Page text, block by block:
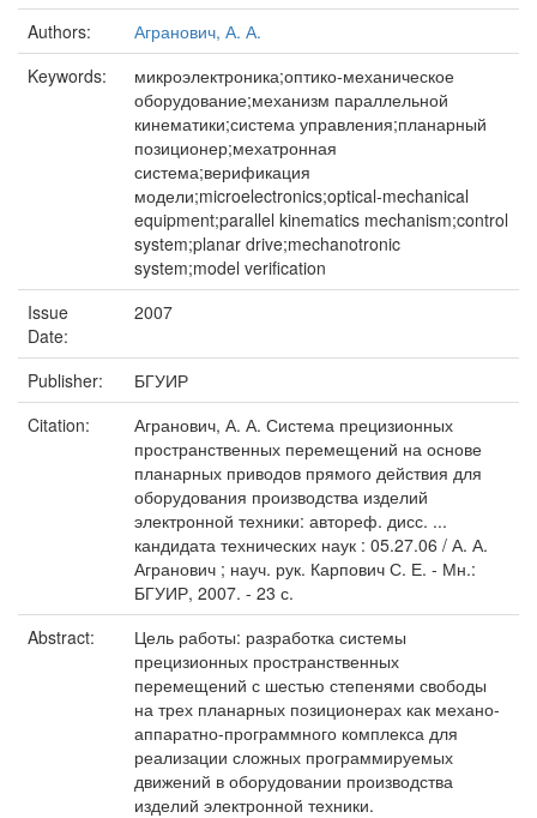
Authors:
Агранович, А. А.
Keywords:
микроэлектроника;оптико-механическое
оборудование;механизм параллельной
кинематики;система управления;планарный
позиционер;мехатронная
система;верификация
модели;microelectronics;optical-mechanical
equipment;parallel kinematics mechanism;control
system;planar drive;mechanotronic
system;model verification
Issue
Date:
2007
Publisher:
БГУИР
Citation:
Агранович, А. А. Система прецизионных
пространственных перемещений на основе
планарных приводов прямого действия для
оборудования производства изделий
электронной техники: автореф. дисс. ...
кандидата технических наук : 05.27.06 / А. А.
Агранович ; науч. рук. Карпович С. Е. - Мн.:
БГУИР, 2007. - 23 с.
Abstract:
Цель работы: разработка системы
прецизионных пространственных
перемещений с шестью степенями свободы
на трех планарных позиционерах как механо-
аппаратно-программного комплекса для
реализации сложных программируемых
движений в оборудовании производства
изделий электронной техники.